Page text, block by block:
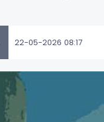
22-05-2026 08:17